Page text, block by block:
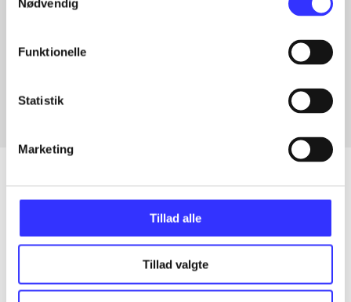
Nødvendig
Funktionelle
Statistik
Marketing
Tillad alle
Tillad valgte
Artikler med samme emner
Alle registrerede artikler fordelt på udgivelser
...